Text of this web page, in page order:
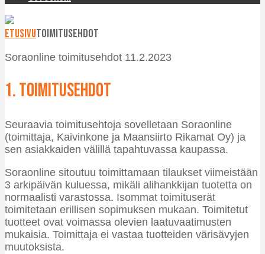
EtusivuToimitusehdot
Soraonline toimitusehdot 11.2.2023
1. Toimitusehdot
Seuraavia toimitusehtoja sovelletaan Soraonline
(toimittaja, Kaivinkone ja Maansiirto Rikamat Oy) ja
sen asiakkaiden välillä tapahtuvassa kaupassa.
Soraonline sitoutuu toimittamaan tilaukset viimeistään
3 arkipäivän kuluessa, mikäli alihankkijan tuotetta on
normaalisti varastossa. Isommat toimituserät
toimitetaan erillisen sopimuksen mukaan. Toimitetut
tuotteet ovat voimassa olevien laatuvaatimusten
mukaisia. Toimittaja ei vastaa tuotteiden värisävyjen
muutoksista.